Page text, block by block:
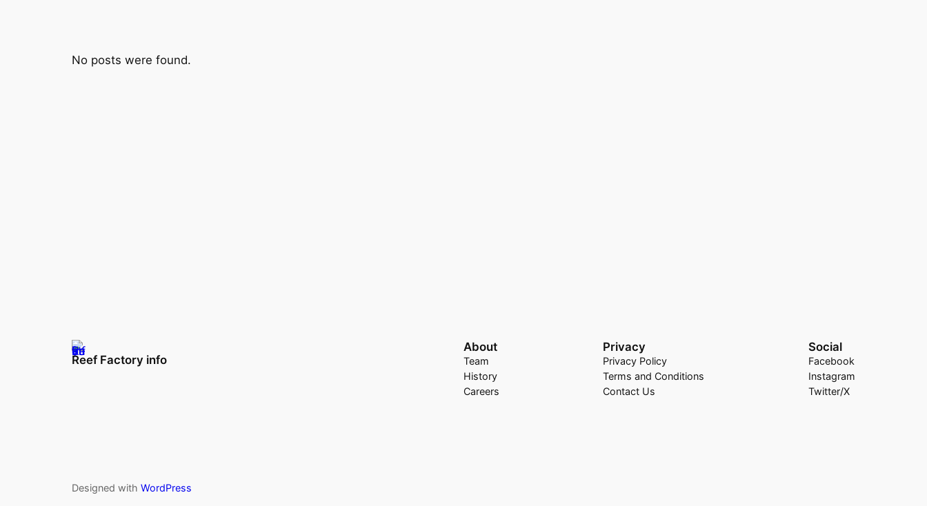
No posts were found.
Reef Factory info
About
Team
History
Careers
Privacy
Privacy Policy
Terms and Conditions
Contact Us
Social
Facebook
Instagram
Twitter/X
Designed with WordPress